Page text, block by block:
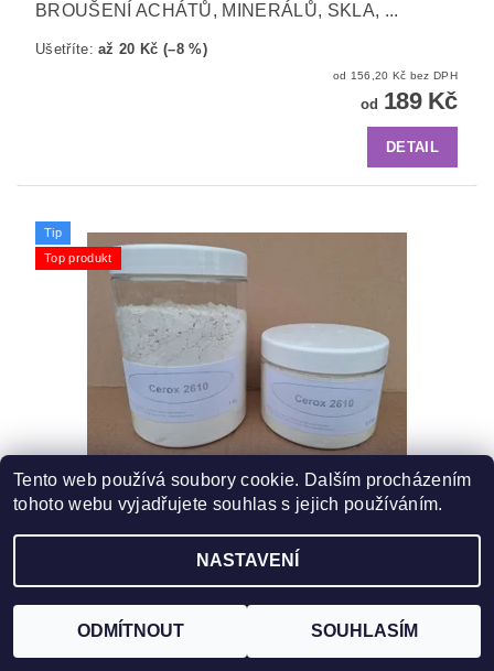
BROUŠENÍ ACHÁTŮ, MINERÁLŮ, SKLA, ...
Ušetříte:až 20 Kč (–8 %)
od 156,20 Kč bez DPH
od 189 Kč
DETAIL
Tip
Top produkt
CEROX 2610 - LEŠTÍCÍ PRÁŠEK NA SKLO A
MINERÁLY
DETAIL
Tento web používá soubory cookie. Dalším procházením
tohoto webu vyjadřujete souhlas s jejich používáním.
NASTAVENÍ
ODMÍTNOUT SOUHLASÍM